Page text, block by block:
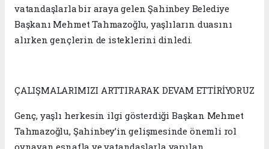
vatandaşlarla bir araya gelen Şahinbey Belediye
Başkanı Mehmet Tahmazoğlu, yaşlıların duasını
alırken gençlerin de isteklerini dinledi.
ÇALIŞMALARIMIZI ARTTIRARAK DEVAM ETTİRİYORUZ
Genç, yaşlı herkesin ilgi gösterdiği Başkan Mehmet
Tahmazoğlu, Şahinbey’in gelişmesinde önemli rol
oynayan esnafla ve vatandaşlarla yapılan